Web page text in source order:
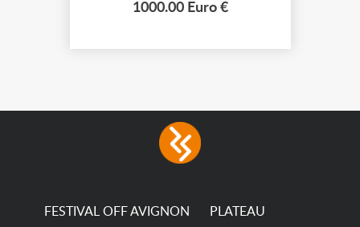
1000.00 Euro €
FESTIVAL OFF AVIGNON PLATEAU